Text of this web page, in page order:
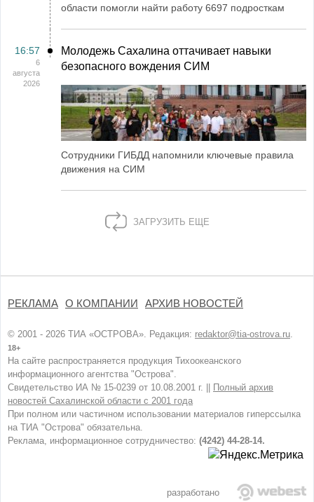
области помогли найти работу 6697 подросткам
16:57
6
августа
2026
Молодежь Сахалина оттачивает навыки
безопасного вождения СИМ
Сотрудники ГИБДД напомнили ключевые правила
движения на СИМ
ЗАГРУЗИТЬ ЕЩЕ
РЕКЛАМА О КОМПАНИИ АРХИВ НОВОСТЕЙ
© 2001 - 2026 ТИА «ОСТРОВА». Редакция: redaktor@tia-ostrova.ru
18+
На сайте распространяется продукция Тихоокеанского
информационного агентства "Острова".
Свидетельство ИА № 15-0239 от 10.08.2001 г. || Полный архив
новостей Сахалинской области с 2001 года
При полном или частичном использовании материалов гиперссылка
на ТИА "Острова" обязательна.
Реклама, информационное сотрудничество: (4242) 44-28-14.
разработано